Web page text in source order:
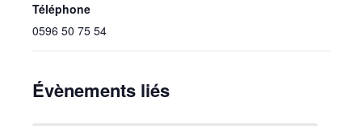
Téléphone
0596 50 75 54
Évènements liés